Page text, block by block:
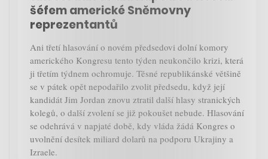
šéfem americké Sněmovny
reprezentantů
Ani třetí hlasování o novém předsedovi dolní komory
amerického Kongresu tento týden neukončilo krizi, která
ji třetím týdnem ochromuje. Těsné republikánské většině
se v pátek opět nepodařilo zvolit předsedu, když její
kandidát Jim Jordan znovu ztratil další hlasy stranických
kolegů, o další zvolení se již pokoušet nebude. Hlasování
se odehrává v napjaté době, kdy vláda žádá Kongres o
uvolnění desítek miliard dolarů na podporu Ukrajiny a
Izraele.